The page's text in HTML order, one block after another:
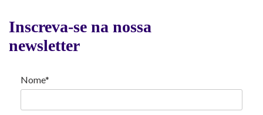
Inscreva-se na nossa
newsletter
Nome*